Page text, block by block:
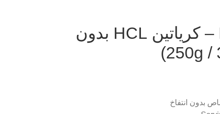
Fox Creatine HCL – كرياتين HCL بدون